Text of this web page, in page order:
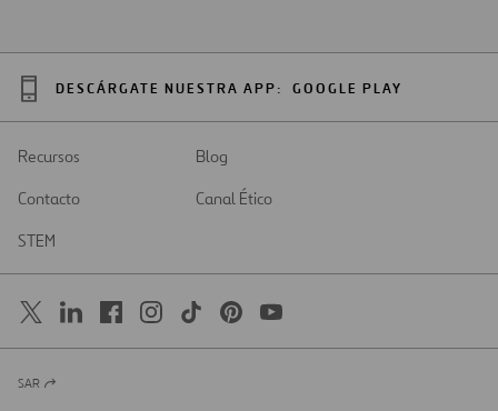
DESCÁRGATE NUESTRA APP: GOOGLE PLAY
Recursos
Blog
Contacto
Canal Ético
STEM
Abrir
SAR